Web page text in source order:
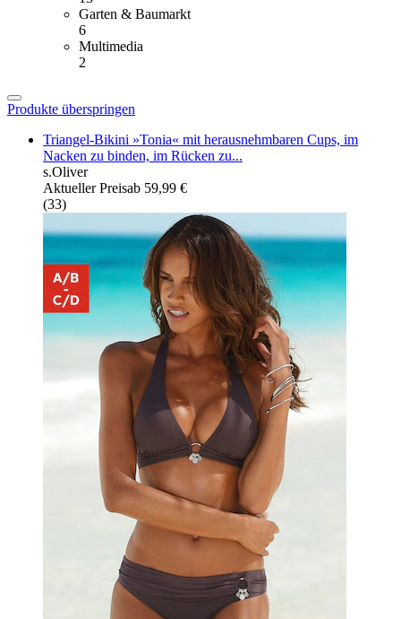
Garten & Baumarkt
6
Multimedia
2
Produkte überspringen
Triangel-Bikini »Tonia« mit herausnehmbaren Cups, im
Nacken zu binden, im Rücken zu...
s.Oliver
Aktueller Preisab 59,99 €
(33)